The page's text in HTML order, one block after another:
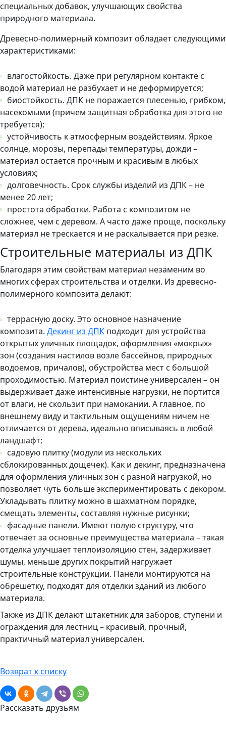
специальных добавок, улучшающих свойства
природного материала.
Древесно-полимерный композит обладает следующими
характеристиками:
влагостойкость. Даже при регулярном контакте с
водой материал не разбухает и не деформируется;
биостойкость. ДПК не поражается плесенью, грибком,
насекомыми (причем защитная обработка для этого не
требуется);
устойчивость к атмосферным воздействиям. Яркое
солнце, морозы, перепады температуры, дожди –
материал остается прочным и красивым в любых
условиях;
долговечность. Срок службы изделий из ДПК – не
менее 20 лет;
простота обработки. Работа с композитом не
сложнее, чем с деревом. А часто даже проще, поскольку
материал не трескается и не раскалывается при резке.
Строительные материалы из ДПК
Благодаря этим свойствам материал незаменим во
многих сферах строительства и отделки. Из древесно-
полимерного композита делают:
террасную доску. Это основное назначение
композита. Декинг из ДПК подходит для устройства
открытых уличных площадок, оформления «мокрых»
зон (создания настилов возле бассейнов, природных
водоемов, причалов), обустройства мест с большой
проходимостью. Материал поистине универсален – он
выдерживает даже интенсивные нагрузки, не портится
от влаги, не скользит при намокании. А главное, по
внешнему виду и тактильным ощущениям ничем не
отличается от дерева, идеально вписываясь в любой
ландшафт;
садовую плитку (модули из нескольких
сблокированных дощечек). Как и декинг, предназначена
для оформления уличных зон с разной нагрузкой, но
позволяет чуть больше экспериментировать с декором.
Укладывать плитку можно в шахматном порядке,
смещать элементы, составляя нужные рисунки;
фасадные панели. Имеют полую структуру, что
отвечает за основные преимущества материала – такая
отделка улучшает теплоизоляцию стен, задерживает
шумы, меньше других покрытий нагружает
строительные конструкции. Панели монтируются на
обрешетку, подходят для отделки зданий из любого
материала.
Также из ДПК делают штакетник для заборов, ступени и
ограждения для лестниц – красивый, прочный,
практичный материал универсален.
Возврат к списку
Рассказать друзьям